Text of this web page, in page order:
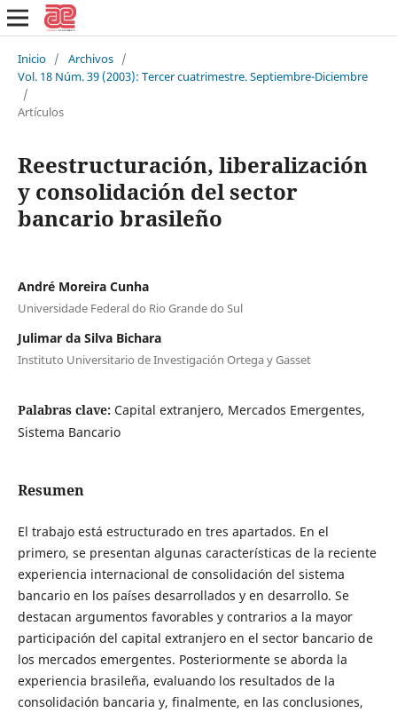
Inicio / Archivos /
Vol. 18 Núm. 39 (2003): Tercer cuatrimestre. Septiembre-Diciembre
/
Artículos
Reestructuración, liberalización
y consolidación del sector
bancario brasileño
André Moreira Cunha
Universidade Federal do Rio Grande do Sul
Julimar da Silva Bichara
Instituto Universitario de Investigación Ortega y Gasset
Palabras clave: Capital extranjero, Mercados Emergentes,
Sistema Bancario
Resumen
El trabajo está estructurado en tres apartados. En el
primero, se presentan algunas características de la reciente
experiencia internacional de consolidación del sistema
bancario en los países desarrollados y en desarrollo. Se
destacan argumentos favorables y contrarios a la mayor
participación del capital extranjero en el sector bancario de
los mercados emergentes. Posteriormente se aborda la
experiencia brasileña, evaluando los resultados de la
consolidación bancaria y, finalmente, en las conclusiones,